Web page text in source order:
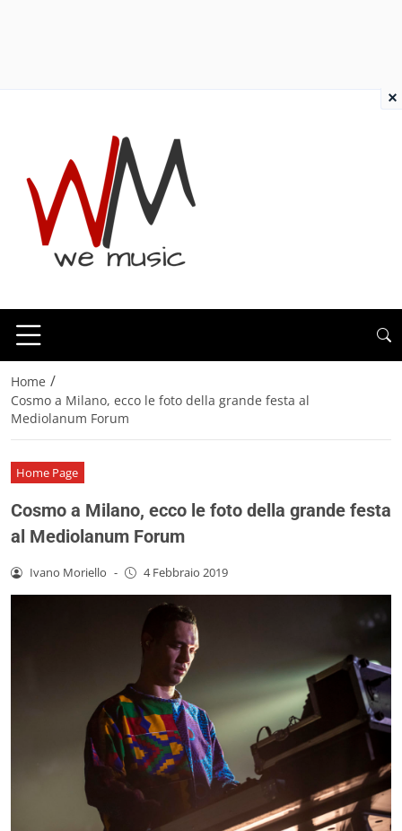
Home /
Cosmo a Milano, ecco le foto della grande festa al
Mediolanum Forum
Home Page
Cosmo a Milano, ecco le foto della grande festa
al Mediolanum Forum
Ivano Moriello - 4 Febbraio 2019
×